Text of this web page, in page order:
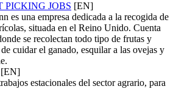
PICKING JOBS [EN]
es una empresa dedicada a la recogida de
situada en el Reino Unido. Cuenta
se recolectan todo tipo de frutas y
cuidar el ganado, esquilar a las ovejas y
[EN]
estacionales del sector agrario, para